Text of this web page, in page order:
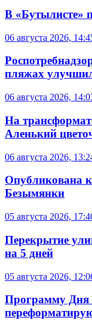
В «Бутылисте»
06 августа 2026,
пляжах
06 августа 2026,
На
Аленький
06 августа 2026,
Опубликована
Безымянки
05 августа 2026,
Перекрытие
на 5 дней
05 августа 2026,
Программу Дня